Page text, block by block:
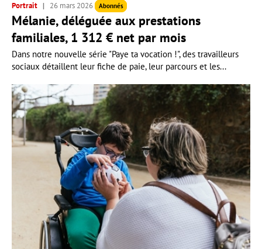
Portrait 26 mars 2026 Abonnés
Mélanie, déléguée aux prestations
familiales, 1 312 € net par mois
Dans notre nouvelle série "Paye ta vocation !", des travailleurs
sociaux détaillent leur fiche de paie, leur parcours et les...